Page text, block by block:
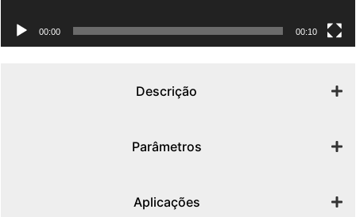
00:00 00:10
Descrição
Parâmetros
Aplicações